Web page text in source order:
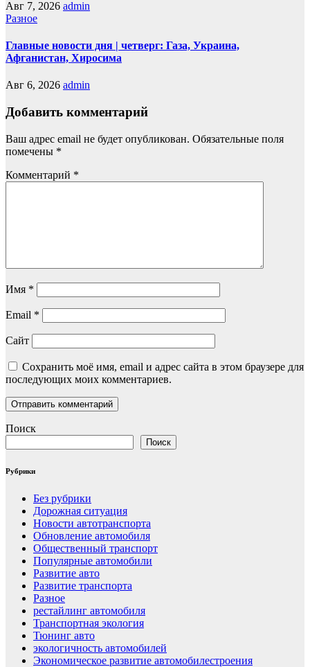
Авг 7, 2026 admin
Разное
Главные новости дня | четверг: Газа, Украина,
Афганистан, Хиросима
Авг 6, 2026 admin
Добавить комментарий
Ваш адрес email не будет опубликован. Обязательные поля
помечены *
Комментарий *
Имя *
Email *
Сайт
Сохранить моё имя, email и адрес сайта в этом браузере для
последующих моих комментариев.
Поиск
Поиск
Рубрики
Без рубрики
Дорожная ситуация
Новости автотранспорта
Обновление автомобиля
Общественный транспорт
Популярные автомобили
Развитие авто
Развитие транспорта
Разное
рестайлинг автомобиля
Транспортная экология
Тюнинг авто
экологичность автомобилей
Экономическое развитие автомобилестроения